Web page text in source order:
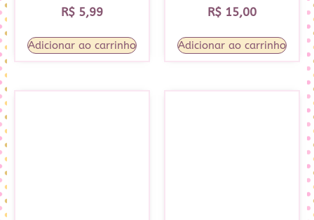
R$ 5,99
Adicionar ao carrinho
R$ 15,00
Adicionar ao carrinho